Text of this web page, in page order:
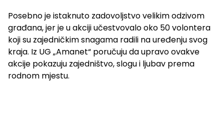
Posebno je istaknuto zadovoljstvo velikim odzivom
građana, jer je u akciji učestvovalo oko 50 volontera
koji su zajedničkim snagama radili na uređenju svog
kraja. Iz UG „Amanet“ poručuju da upravo ovakve
akcije pokazuju zajedništvo, slogu i ljubav prema
rodnom mjestu.